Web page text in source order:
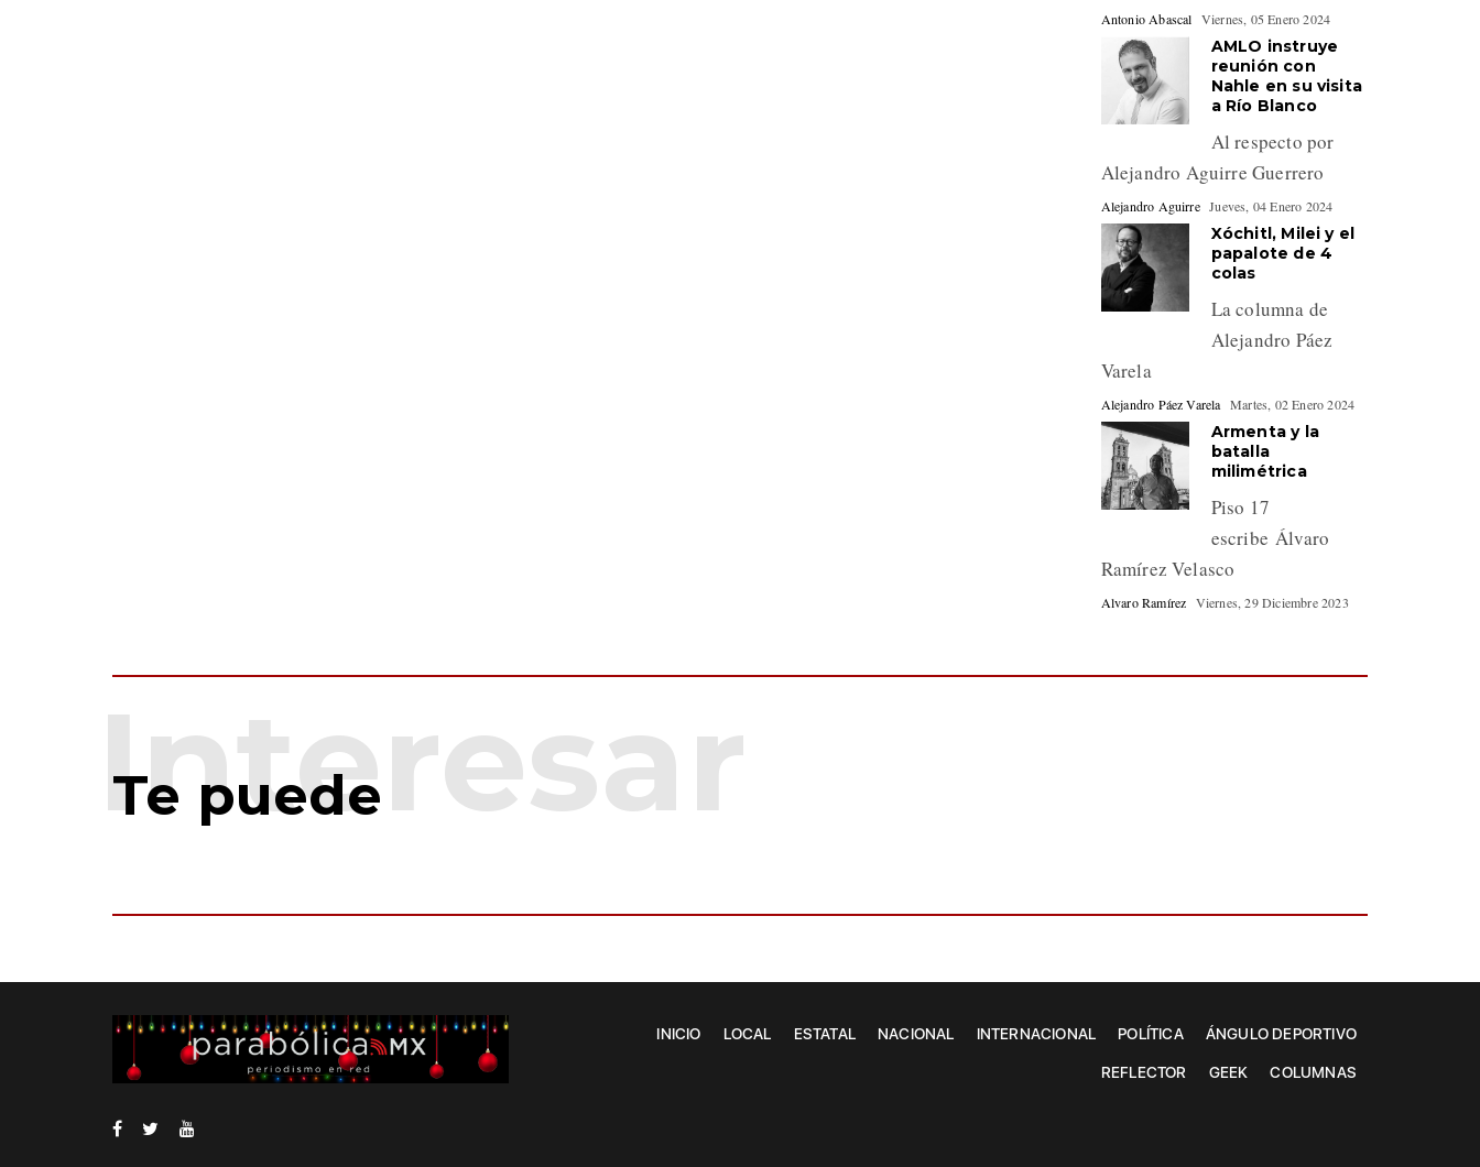
Antonio Abascal Viernes, 05 Enero 2024
AMLO instruye
reunión con
Nahle en su visita
a Río Blanco
Al respecto por
Alejandro Aguirre Guerrero
Alejandro Aguirre Jueves, 04 Enero 2024
Xóchitl, Milei y el
papalote de 4
colas
La columna de
Alejandro Páez
Varela
Alejandro Páez Varela Martes, 02 Enero 2024
Armenta y la
batalla
milimétrica
Piso 17
escribe Álvaro
Ramírez Velasco
Alvaro Ramírez Viernes, 29 Diciembre 2023
Te puede
INICIO LOCAL ESTATAL NACIONAL INTERNACIONAL POLÍTICA ÁNGULO DEPORTIVO
REFLECTOR GEEK COLUMNAS